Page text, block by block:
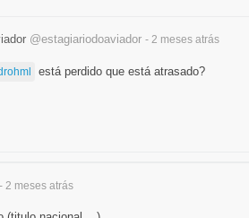
@estagiariodoaviador - 2 meses atrás
está perdido que está atrasado?
- 2 meses atrás